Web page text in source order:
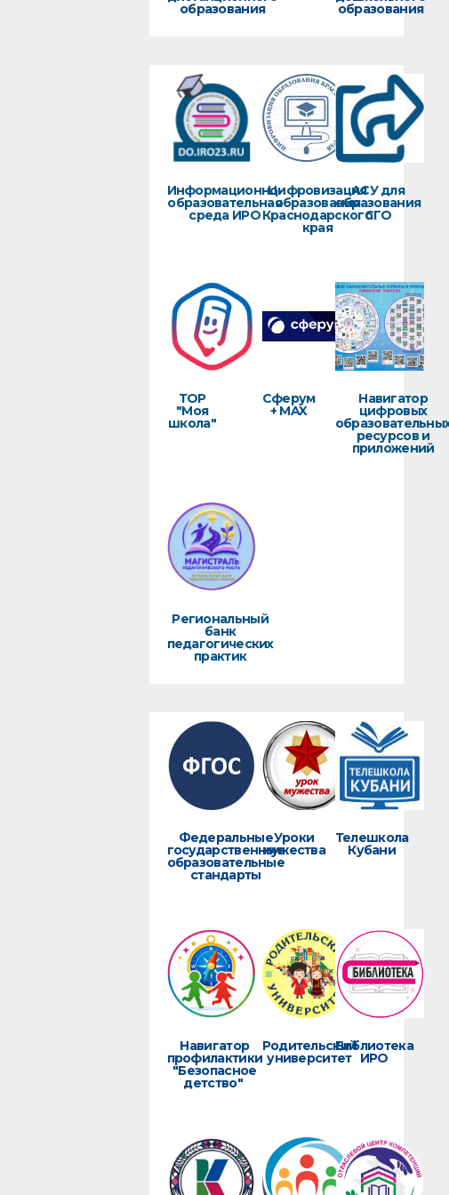
образования образования
Информационно-
образовательная
среда ИРО
Цифровизация
образования
Краснодарского
края
АСУ для
образования
СГО
ТОР
"Моя
школа"
Сферум
+ MAX
Навигатор
цифровых
ресурсов и
приложений
Региональный
банк
педагогических
практик
Федеральные
государственные
образовательные
стандарты
Уроки
мужества
Телешкола
Кубани
Навигатор
профилактики
"Безопасное
детство"
Родительский
университет
Библиотека
ИРО